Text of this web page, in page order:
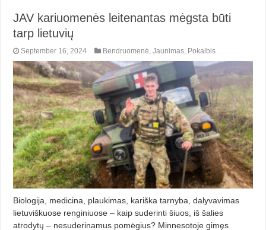
JAV kariuomenės leitenantas mėgsta būti
tarp lietuvių
September 16, 2024 Bendruomenė,Jaunimas, Pokalbis
Biologija, medicina, plaukimas, kariška tarnyba, dalyvavimas
lietuviškuose renginiuose – kaip suderinti šiuos, iš šalies
atrodytų – nesuderinamus pomėgius? Minnesotoje gimęs